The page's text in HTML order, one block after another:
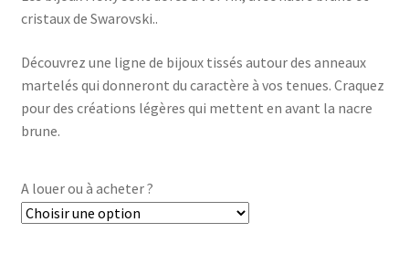
cristaux de Swarovski..
Découvrez une ligne de bijoux tissés autour des anneaux
martelés qui donneront du caractère à vos tenues. Craquez
pour des créations légères qui mettent en avant la nacre
brune.
A louer ou à acheter ?